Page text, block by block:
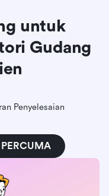
untuk
Gudang
Penyelesaian